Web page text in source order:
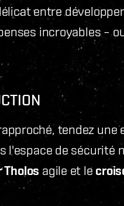
entre
incroyables –
tendez une
l'espace de sécurité
Tholos agile et le